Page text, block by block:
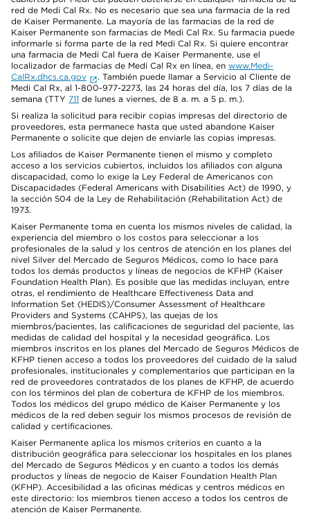
red de Medi Cal Rx. No es necesario que sea una farmacia de la red
de Kaiser Permanente. La mayoría de las farmacias de la red de
Kaiser Permanente son farmacias de Medi Cal Rx. Su farmacia puede
informarle si forma parte de la red Medi Cal Rx. Si quiere encontrar
una farmacia de Medi Cal fuera de Kaiser Permanente, use el
localizador de farmacias de Medi Cal Rx en línea, en www.Medi-
CalRx.dhcs.ca.gov
. También puede llamar a Servicio al Cliente de
Medi Cal Rx, al 1-800-977-2273, las 24 horas del día, los 7 días de la
semana (TTY 711 de lunes a viernes, de 8 a. m. a 5 p. m.).
Si realiza la solicitud para recibir copias impresas del directorio de
proveedores, esta permanece hasta que usted abandone Kaiser
Permanente o solicite que dejen de enviarle las copias impresas.
Los afiliados de Kaiser Permanente tienen el mismo y completo
acceso a los servicios cubiertos, incluidos los afiliados con alguna
discapacidad, como lo exige la Ley Federal de Americanos con
Discapacidades (Federal Americans with Disabilities Act) de 1990, y
la sección 504 de la Ley de Rehabilitación (Rehabilitation Act) de
1973.
Kaiser Permanente toma en cuenta los mismos niveles de calidad, la
experiencia del miembro o los costos para seleccionar a los
profesionales de la salud y los centros de atención en los planes del
nivel Silver del Mercado de Seguros Médicos, como lo hace para
todos los demás productos y líneas de negocios de KFHP (Kaiser
Foundation Health Plan). Es posible que las medidas incluyan, entre
otras, el rendimiento de Healthcare Effectiveness Data and
Information Set (HEDIS)/Consumer Assessment of Healthcare
Providers and Systems (CAHPS), las quejas de los
miembros/pacientes, las calificaciones de seguridad del paciente, las
medidas de calidad del hospital y la necesidad geográfica. Los
miembros inscritos en los planes del Mercado de Seguros Médicos de
KFHP tienen acceso a todos los proveedores del cuidado de la salud
profesionales, institucionales y complementarios que participan en la
red de proveedores contratados de los planes de KFHP, de acuerdo
con los términos del plan de cobertura de KFHP de los miembros.
Todos los médicos del grupo médico de Kaiser Permanente y los
médicos de la red deben seguir los mismos procesos de revisión de
calidad y certificaciones.
Kaiser Permanente aplica los mismos criterios en cuanto a la
distribución geográfica para seleccionar los hospitales en los planes
del Mercado de Seguros Médicos y en cuanto a todos los demás
productos y líneas de negocio de Kaiser Foundation Health Plan
(KFHP). Accesibilidad a las oficinas médicas y centros médicos en
este directorio: los miembros tienen acceso a todos los centros de
atención de Kaiser Permanente.